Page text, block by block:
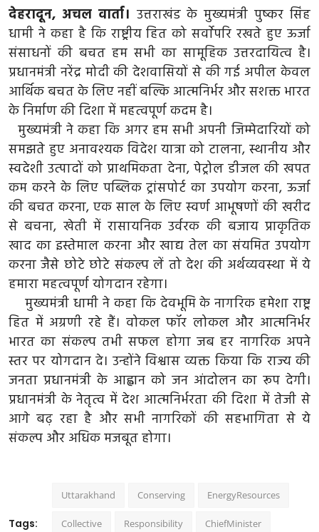
धर्म
खेल
Videos
अपना राज्य - अपना शहर
जॉब - कैरियर
सिनेमा
विचार वार्ता
लाइफस्टाइल
टेक्नोलॉजी
अन्य
उत्तर प्रदेश
फोटो
Gallery
देहरादून, अचल वार्ता। उत्तराखंड के मुख्यमंत्री पुष्कर सिंह
धामी ने कहा है कि राष्ट्रीय हित को सर्वाेपरि रखते हुए ऊर्जा
संसाधनों की बचत हम सभी का सामूहिक उत्तरदायित्व है।
प्रधानमंत्री नरेंद्र मोदी की देशवासियों से की गई अपील केवल
आर्थिक बचत के लिए नहीं बल्कि आत्मनिर्भर और सशक्त भारत
के निर्माण की दिशा में महत्वपूर्ण कदम है।
मुख्यमंत्री ने कहा कि अगर हम सभी अपनी जिम्मेदारियों को
समझते हुए अनावश्यक विदेश यात्रा को टालना, स्थानीय और
स्वदेशी उत्पादों को प्राथमिकता देना, पेट्रोल डीजल की खपत
कम करने के लिए पब्लिक ट्रांसपोर्ट का उपयोग करना, ऊर्जा
की बचत करना, एक साल के लिए स्वर्ण आभूषणों की खरीद
से बचना, खेती में रासायनिक उर्वरक की बजाय प्राकृतिक
खाद का इस्तेमाल करना और खाद्य तेल का संयमित उपयोग
करना जैसे छोटे छोटे संकल्प लें तो देश की अर्थव्यवस्था में ये
हमारा महत्वपूर्ण योगदान रहेगा।
मुख्यमंत्री धामी ने कहा कि देवभूमि के नागरिक हमेशा राष्ट्र
हित में अग्रणी रहे हैं। वोकल फॉर लोकल और आत्मनिर्भर
भारत का संकल्प तभी सफल होगा जब हर नागरिक अपने
स्तर पर योगदान दे। उन्होंने विश्वास व्यक्त किया कि राज्य की
जनता प्रधानमंत्री के आह्वान को जन आंदोलन का रूप देगी।
प्रधानमंत्री के नेतृत्व में देश आत्मनिर्भरता की दिशा में तेजी से
आगे बढ़ रहा है और सभी नागरिकों की सहभागिता से ये
संकल्प और अधिक मजबूत होगा।
Tags:
Uttarakhand Conserving EnergyResources
Collective Responsibility ChiefMinister